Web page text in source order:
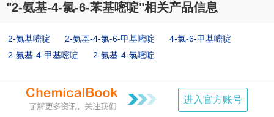
"2-氨基-4-氯-6-苯基嘧啶"相关产品信息
2-氨基嘧啶 2-氨基-4-氯-6-甲基嘧啶
4-氯-6-甲基嘧啶
2-氨基-4-甲基嘧啶
2-氨基-4-氯嘧啶
进入官方账号